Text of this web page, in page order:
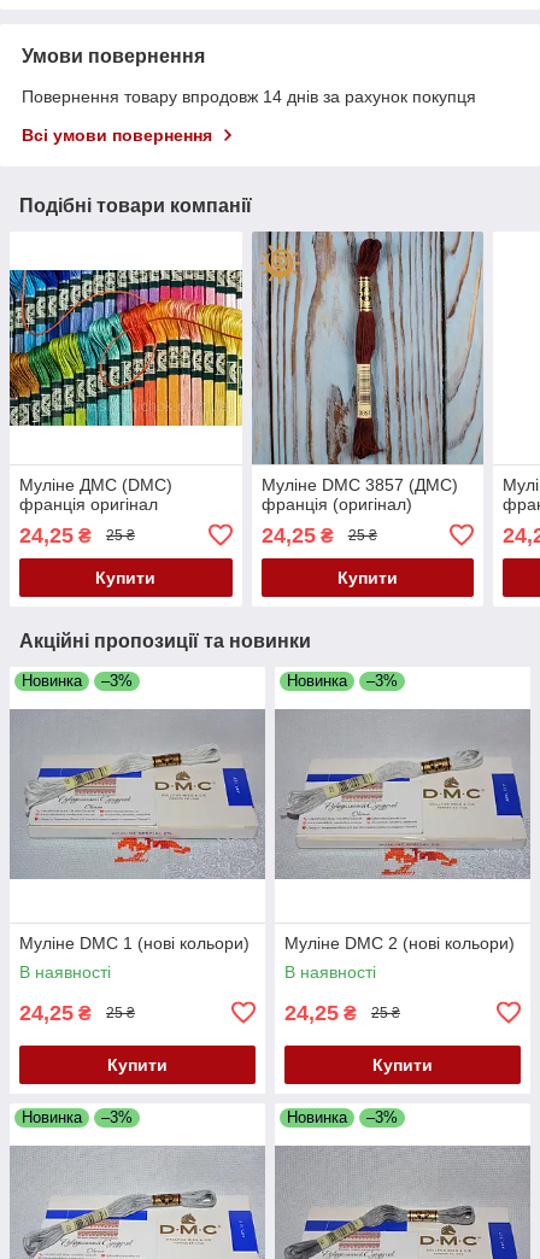
Умови повернення
Повернення товару впродовж 14 днів за рахунок покупця
Всі умови повернення
Подібні товари компанії
Муліне ДМС (DMC)
франція оригінал
24,25 ₴ 25 ₴
Купити
Муліне DMC 3857 (ДМС)
франція (оригінал)
24,25₴ 25 ₴
Купити
Акційні пропозиції та новинки
Новинка –3%
Муліне DMC 1 (нові кольори)
В наявності
24,25 ₴ 25 ₴
Купити
Новинка –3%
Муліне DMC 2 (нові кольори)
В наявності
24,25 ₴ 25 ₴
Купити
Новинка –3% Новинка –3%